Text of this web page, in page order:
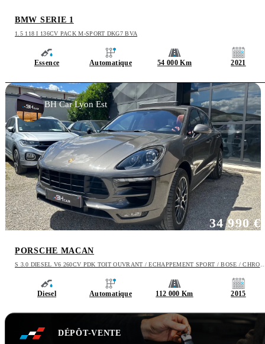
BMW SERIE 1
1.5 118 I 136CV PACK M-SPORT DKG7 BVA
Essence Automatique 54 000 Km 2021
PORSCHE MACAN
S 3.0 DIESEL V6 260CV PDK TOIT OUVRANT / ECHAPPEMENT SPORT / BOSE /
Diesel Automatique 112 000 Km 2015
34 990 €
BH Car Lyon Est
DÉPÔT-VENTE